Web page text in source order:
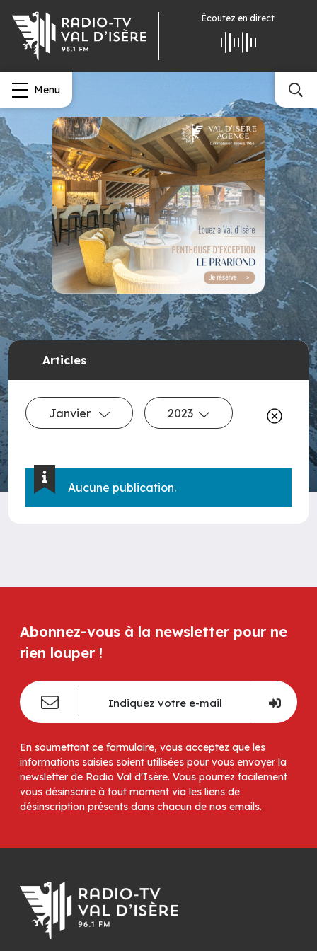
Écoutez en direct
Menu
Articles
Janvier 2023
Aucune publication.
Abonnez-vous à la newsletter pour ne
rien louper !
En soumettant ce formulaire, vous acceptez que les
informations saisies soient utilisées pour vous envoyer la
newsletter de Radio Val d'Isère. Vous pourrez facilement
vous désinscrire à tout moment via les liens de
désinscription présents dans chacun de nos emails.